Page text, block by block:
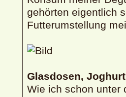
gehörten eigentlich
Futterumstellung
Glasdosen,
Wie ich schon unter